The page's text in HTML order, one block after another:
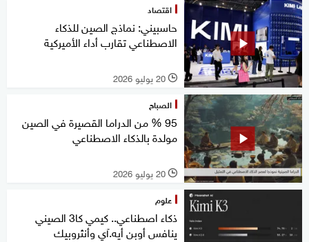
اقتصاد
حاسبيني: نماذج الصين للذكاء
الاصطناعي تقارب أداء الأميركية
l 20 يوليو 2026
الصباح
95 % من الدراما القصيرة في الصين
مولدة بالذكاء الاصطناعي
l 20 يوليو 2026
علوم
ذكاء اصطناعي.. كيمي كا3 الصيني
ينافس أوبن أيه.آي وأنثروبيك